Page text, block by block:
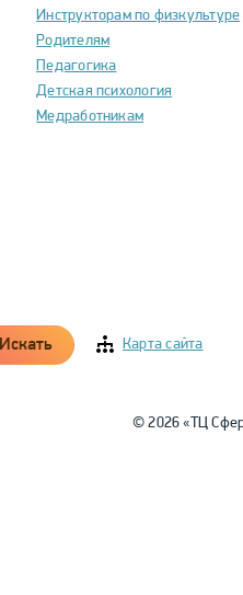
Инструкторам по физкультуре
Родителям
Педагогика
Детская психология
Медработникам
Искать Карта сайта
© 2026 «ТЦ